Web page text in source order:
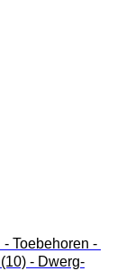
Toebehoren -
- Dwerg-